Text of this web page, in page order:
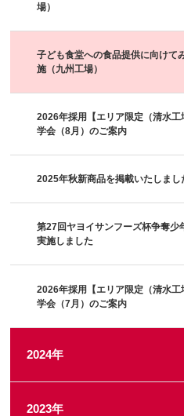
場）
子ども食堂への食品提供に向けて
施（九州工場）
2026年採用【エリア限定（清水
学会（8月）のご案内
2025年秋新商品を掲載いたしまし
第27回ヤヨイサンフーズ杯争奪少
実施しました
2026年採用【エリア限定（清水
学会（7月）のご案内
2024年
2023年